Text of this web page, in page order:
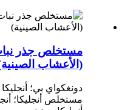
مستخلص جذر
(الأعشاب
دونغكواي بي؛
مستخلص أنجليكا؛